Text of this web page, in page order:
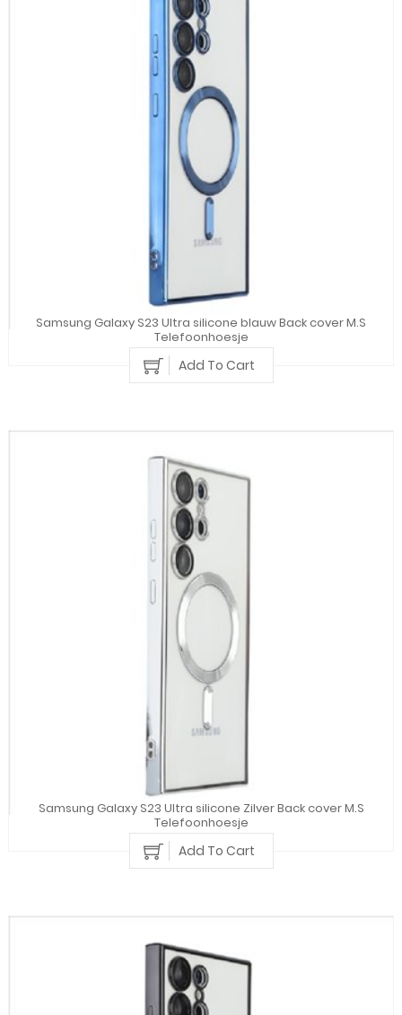
Samsung Galaxy S23 Ultra silicone blauw Back cover M.S
Telefoonhoesje
Add To Cart
Samsung Galaxy S23 Ultra silicone Zilver Back cover M.S
Telefoonhoesje
Add To Cart